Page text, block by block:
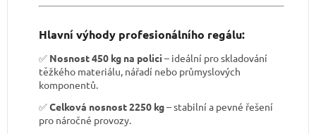
Hlavní výhody profesionálního regálu:
✅ Nosnost 450 kg na polici – ideální pro skladování
těžkého materiálu, nářadí nebo průmyslových
komponentů.
✅Celková nosnost 2250 kg– stabilní a pevné řešení
pro náročné provozy.